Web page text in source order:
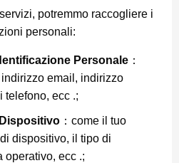
potremmo raccogliere i
personali:
Personale ：
email, indirizzo
telefono, ecc .;
：come il tuo
dispositivo, il tipo di
operativo, ecc .;